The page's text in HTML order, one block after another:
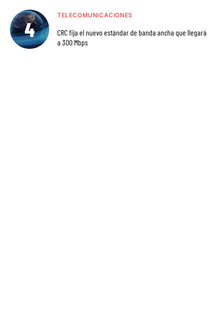
TELECOMUNICACIONES
CRC fija el nuevo estándar de banda ancha que llegará
a 300 Mbps